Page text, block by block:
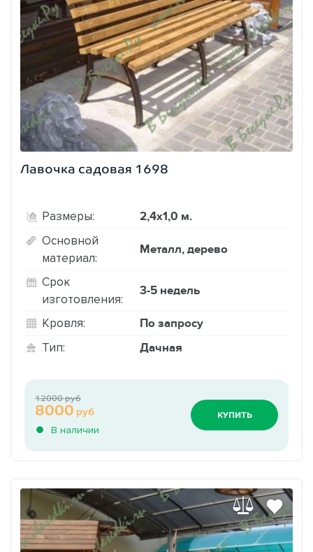
Лавочка садовая 1698
Размеры: 2,4х1,0 м.
Основной
материал:
Металл, дерево
Срок
изготовления:
3-5 недель
Кровля: По запросу
Тип: Дачная
В наличии
8000 руб
12000 руб
КУПИТЬ